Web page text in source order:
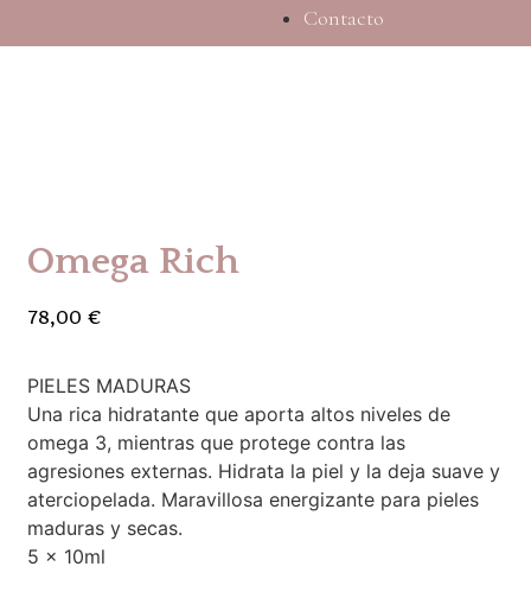
Contacto
Omega Rich
78,00€
PIELES MADURAS
Una rica hidratante que aporta altos niveles de
omega 3, mientras que protege contra las
agresiones externas. Hidrata la piel y la deja suave y
aterciopelada. Maravillosa energizante para pieles
maduras y secas.
5 x 10ml